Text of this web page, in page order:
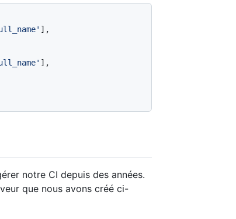
],
],
notre CI depuis des années.
que nous avons créé ci-